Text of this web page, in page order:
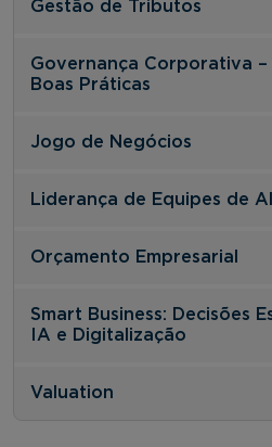
Gestão de Tributos
Governança Corporativa
Boas Práticas
Jogo de Negócios
Liderança de Equipes de
Orçamento Empresarial
Smart Business: Decisões
IA e Digitalização
Valuation